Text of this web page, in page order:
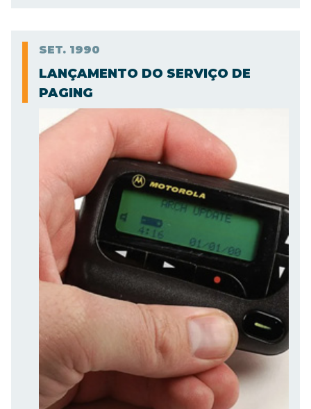
SET. 1990
LANÇAMENTO DO SERVIÇO DE
PAGING